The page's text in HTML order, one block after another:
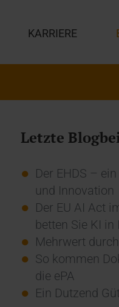
KARRIERE
Letzte
Der EHDS –
und Innovation
Der EU AI Act
betten Sie KI in
Mehrwert
So kommen
die ePA
Ein Dutzend